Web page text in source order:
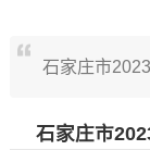
石家庄市
石家庄市